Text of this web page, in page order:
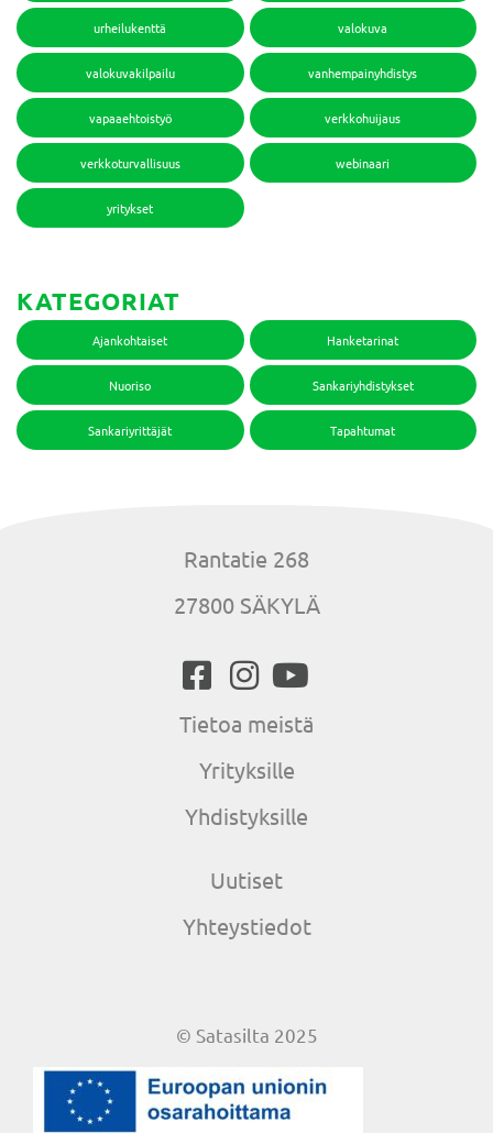
urheilukenttä valokuva
valokuvakilpailu vanhempainyhdistys
vapaaehtoistyö verkkohuijaus
verkkoturvallisuus webinaari
yritykset
KATEGORIAT
Ajankohtaiset Hanketarinat
Nuoriso Sankariyhdistykset
Sankariyrittäjät Tapahtumat
Rantatie 268
27800 SÄKYLÄ
Tietoa meistä
Yrityksille
Yhdistyksille
Uutiset
Yhteystiedot
© Satasilta 2025